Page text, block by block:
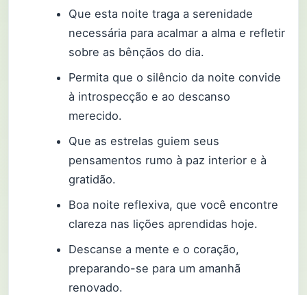
Que esta noite traga a serenidade
necessária para acalmar a alma e refletir
sobre as bênçãos do dia.
Permita que o silêncio da noite convide
à introspecção e ao descanso
merecido.
Que as estrelas guiem seus
pensamentos rumo à paz interior e à
gratidão.
Boa noite reflexiva, que você encontre
clareza nas lições aprendidas hoje.
Descanse a mente e o coração,
preparando-se para um amanhã
renovado.